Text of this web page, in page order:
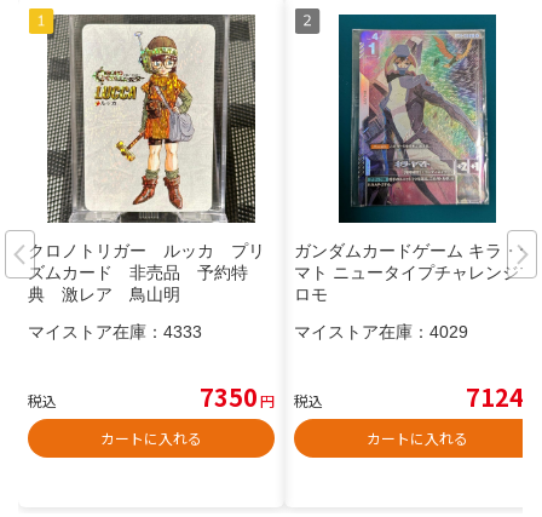
クロノトリガー ルッカ プリ
ズムカード 非売品 予約特
典 激レア 鳥山明
マイストア在庫： 4333
税込 7350円
カートに入れる
ガンダムカードゲーム キラ・ヤ
マト ニュータイプチャレンジプ
ロモ
マイストア在庫： 4029
税込 7124
カートに入れる